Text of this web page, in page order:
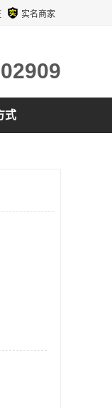
实名商家
式